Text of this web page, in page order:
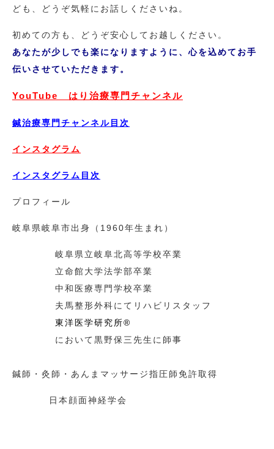
ども、どうぞ気軽にお話しくださいね。
初めての方も、どうぞ安心してお越しください。
あなたが少しでも楽になりますように、心を込めてお手
伝いさせていただきます。
YouTube はり治療専門チャンネル
鍼治療専門チャンネル目次
インスタグラム
インスタグラム目次
プロフィール
岐阜県岐阜市出身（1960年生まれ）
岐阜県立岐阜北高等学校卒業
立命館大学法学部卒業
中和医療専門学校卒業
夫馬整形外科にてリハビリスタッフ
東洋医学研究所®
において黒野保三先生に師事
鍼師・灸師・あんまマッサージ指圧師免許取得
日本顔面神経学会